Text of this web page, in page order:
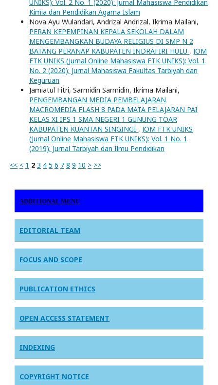
UNIKS): Vol. 2 No. 1 (2020): Jurnal Mahasiswa Pendidikan
Kimia dan Pendidikan Agama Islam
Nova Ayu Wulandari, Andrizal Andrizal, Ikrima Mailani,
PERAN KEPEMPINAN KEPALA SEKOLAH DALAM
MENGEMBANGKAN BUDAYA RELIGIUS DI SMP N 2
BATANG PERANAP KABUPATEN INDRAFIRI HULU , JOM
FTK UNIKS (Jurnal Online Mahasiswa FTK UNIKS): Vol. 1
No. 2 (2020): Jurnal Mahasiswa Fakultas Tarbiyah dan
Keguruan
Jamiatul Fitri, Sarmidin Sarmidin, Ikrima Mailani,
PENGEMBANGAN MEDIA PEMBELAJARAN
MACROMEDIA FLASH 8 PADA MATA PELAJARAN PAI
KELAS XI IPS 1 SMA NEGERI 1 GUNUNG TOAR
KABUPATEN KUANTAN SINGINGI , JOM FTK UNIKS
(Jurnal Online Mahasiswa FTK UNIKS): Vol. 1 No. 1
(2019): Jurnal Tarbiyah dan Ilmu Pendidikan
<< < 1 2 3 4 5 6 7 8 9 10 > >>
ADDITIONAL MENU
EDITORIAL TEAM
FOCUS AND SCOPE
PUBLICATION ETHICS
OPEN ACCESS STATEMENT
INDEXING
COPYRIGHT NOTICE